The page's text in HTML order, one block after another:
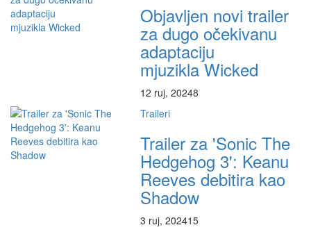
Objavljen novi trailer
za dugo očekivanu
adaptaciju
mjuzikla Wicked
12 ruj, 20248
Traileri
Trailer za 'Sonic The
Hedgehog 3': Keanu
Reeves debitira kao
Shadow
3 ruj, 202415